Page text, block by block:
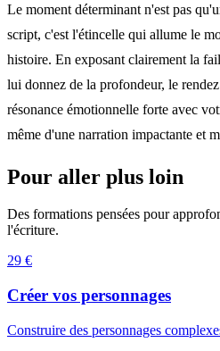
Le moment déterminant n'est pas
script, c'est l'étincelle qui allume le
histoire. En exposant clairement la
lui donnez de la profondeur, le
résonance émotionnelle forte avec
même d'une narration impactante et
Pour aller plus loin
Des formations pensées pour
l'écriture.
29 €
Créer vos personnages
Construire des personnages